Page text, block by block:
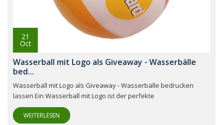
21
Oct
Wasserball mit Logo als Giveaway - Wasserbälle
bed...
Wasserball mit Logo als Giveaway - Wasserbälle bedrucken
lassen Ein Wasserball mit Logo ist der perfekte
WEITERLESEN